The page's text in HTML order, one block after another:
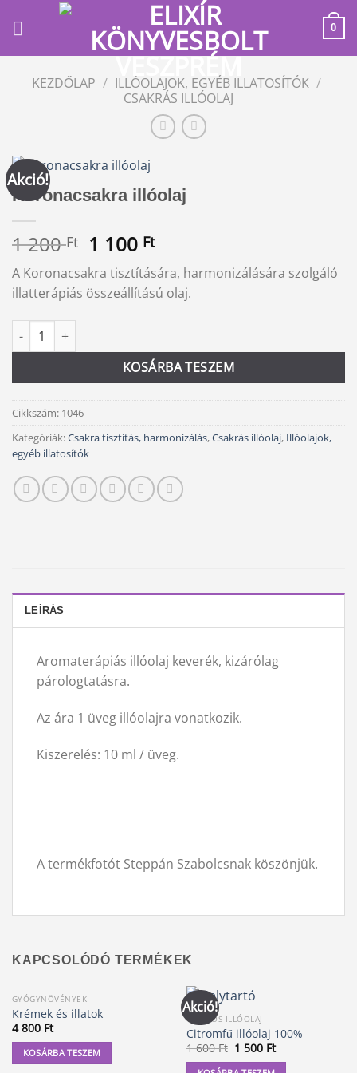
0
KEZDŐLAP / ILLÓOLAJOK, EGYÉB ILLATOSÍTÓK /
CSAKRÁS ILLÓOLAJ
Akció!
Koronacsakra illóolaj
1 200Ft Original
price
was:
1
1 100 FtCurrent
price
is:
1
A Koronacsakra tisztítására, harmonizálására szolgáló
illatterápiás összeállítású olaj.
Koronacsakra illóolaj mennyiség
KOSÁRBA TESZEM
Alternative:
Cikkszám: 1046
Kategóriák:Csakra tisztítás, harmonizálás,Csakrás illóolaj, Illóolajok,
egyéb illatosítók
LEÍRÁS
Aromaterápiás illóolaj keverék, kizárólag
párologtatásra.
Az ára 1 üveg illóolajra vonatkozik.
Kiszerelés: 10 ml / üveg.
A termékfotót Steppán Szabolcsnak köszönjük.
KAPCSOLÓDÓ TERMÉKEK
GYÓGYNÖVÉNYEK
Krémek és illatok
4 800 Ft
KOSÁRBA TESZEM
Akció!
100%-OS ILLÓOLAJ
Citromfű illóolaj 100%
1 600Ft Original
price
was:
1 500 FtCurrent
price
is: